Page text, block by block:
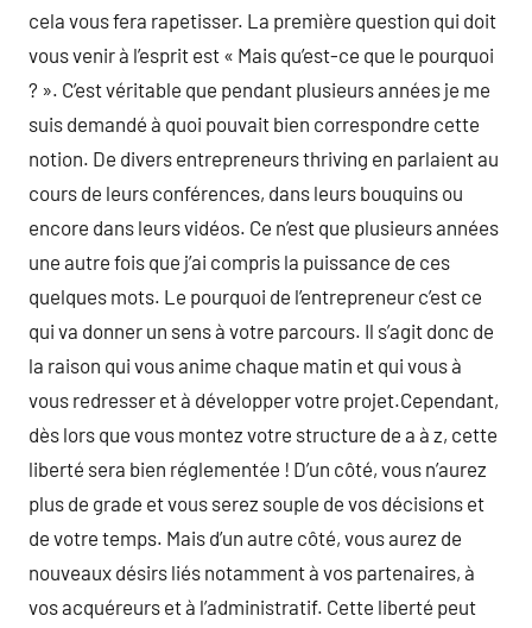
cela vous fera rapetisser. La première question qui doit
vous venir à l’esprit est « Mais qu’est-ce que le pourquoi
? ». C’est véritable que pendant plusieurs années je me
suis demandé à quoi pouvait bien correspondre cette
notion. De divers entrepreneurs thriving en parlaient au
cours de leurs conférences, dans leurs bouquins ou
encore dans leurs vidéos. Ce n’est que plusieurs années
une autre fois que j’ai compris la puissance de ces
quelques mots. Le pourquoi de l’entrepreneur c’est ce
qui va donner un sens à votre parcours. Il s’agit donc de
la raison qui vous anime chaque matin et qui vous à
vous redresser et à développer votre projet.Cependant,
dès lors que vous montez votre structure de a à z, cette
liberté sera bien réglementée ! D’un côté, vous n’aurez
plus de grade et vous serez souple de vos décisions et
de votre temps. Mais d’un autre côté, vous aurez de
nouveaux désirs liés notamment à vos partenaires, à
vos acquéreurs et à l’administratif. Cette liberté peut